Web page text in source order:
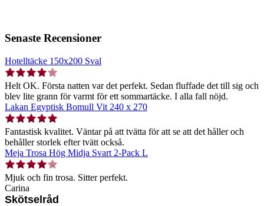
Senaste Recensioner
Hotelltäcke 150x200 Sval
Helt OK. Första natten var det perfekt. Sedan fluffade det till sig och
blev lite grann för varmt för ett sommartäcke. I alla fall nöjd.
Lakan Egyptisk Bomull Vit 240 x 270
Fantastisk kvalitet. Väntar på att tvätta för att se att det håller och
behåller storlek efter tvätt också.
Meja Trosa Hög Midja Svart 2-Pack L
Mjuk och fin trosa. Sitter perfekt.
Carina
Skötselråd